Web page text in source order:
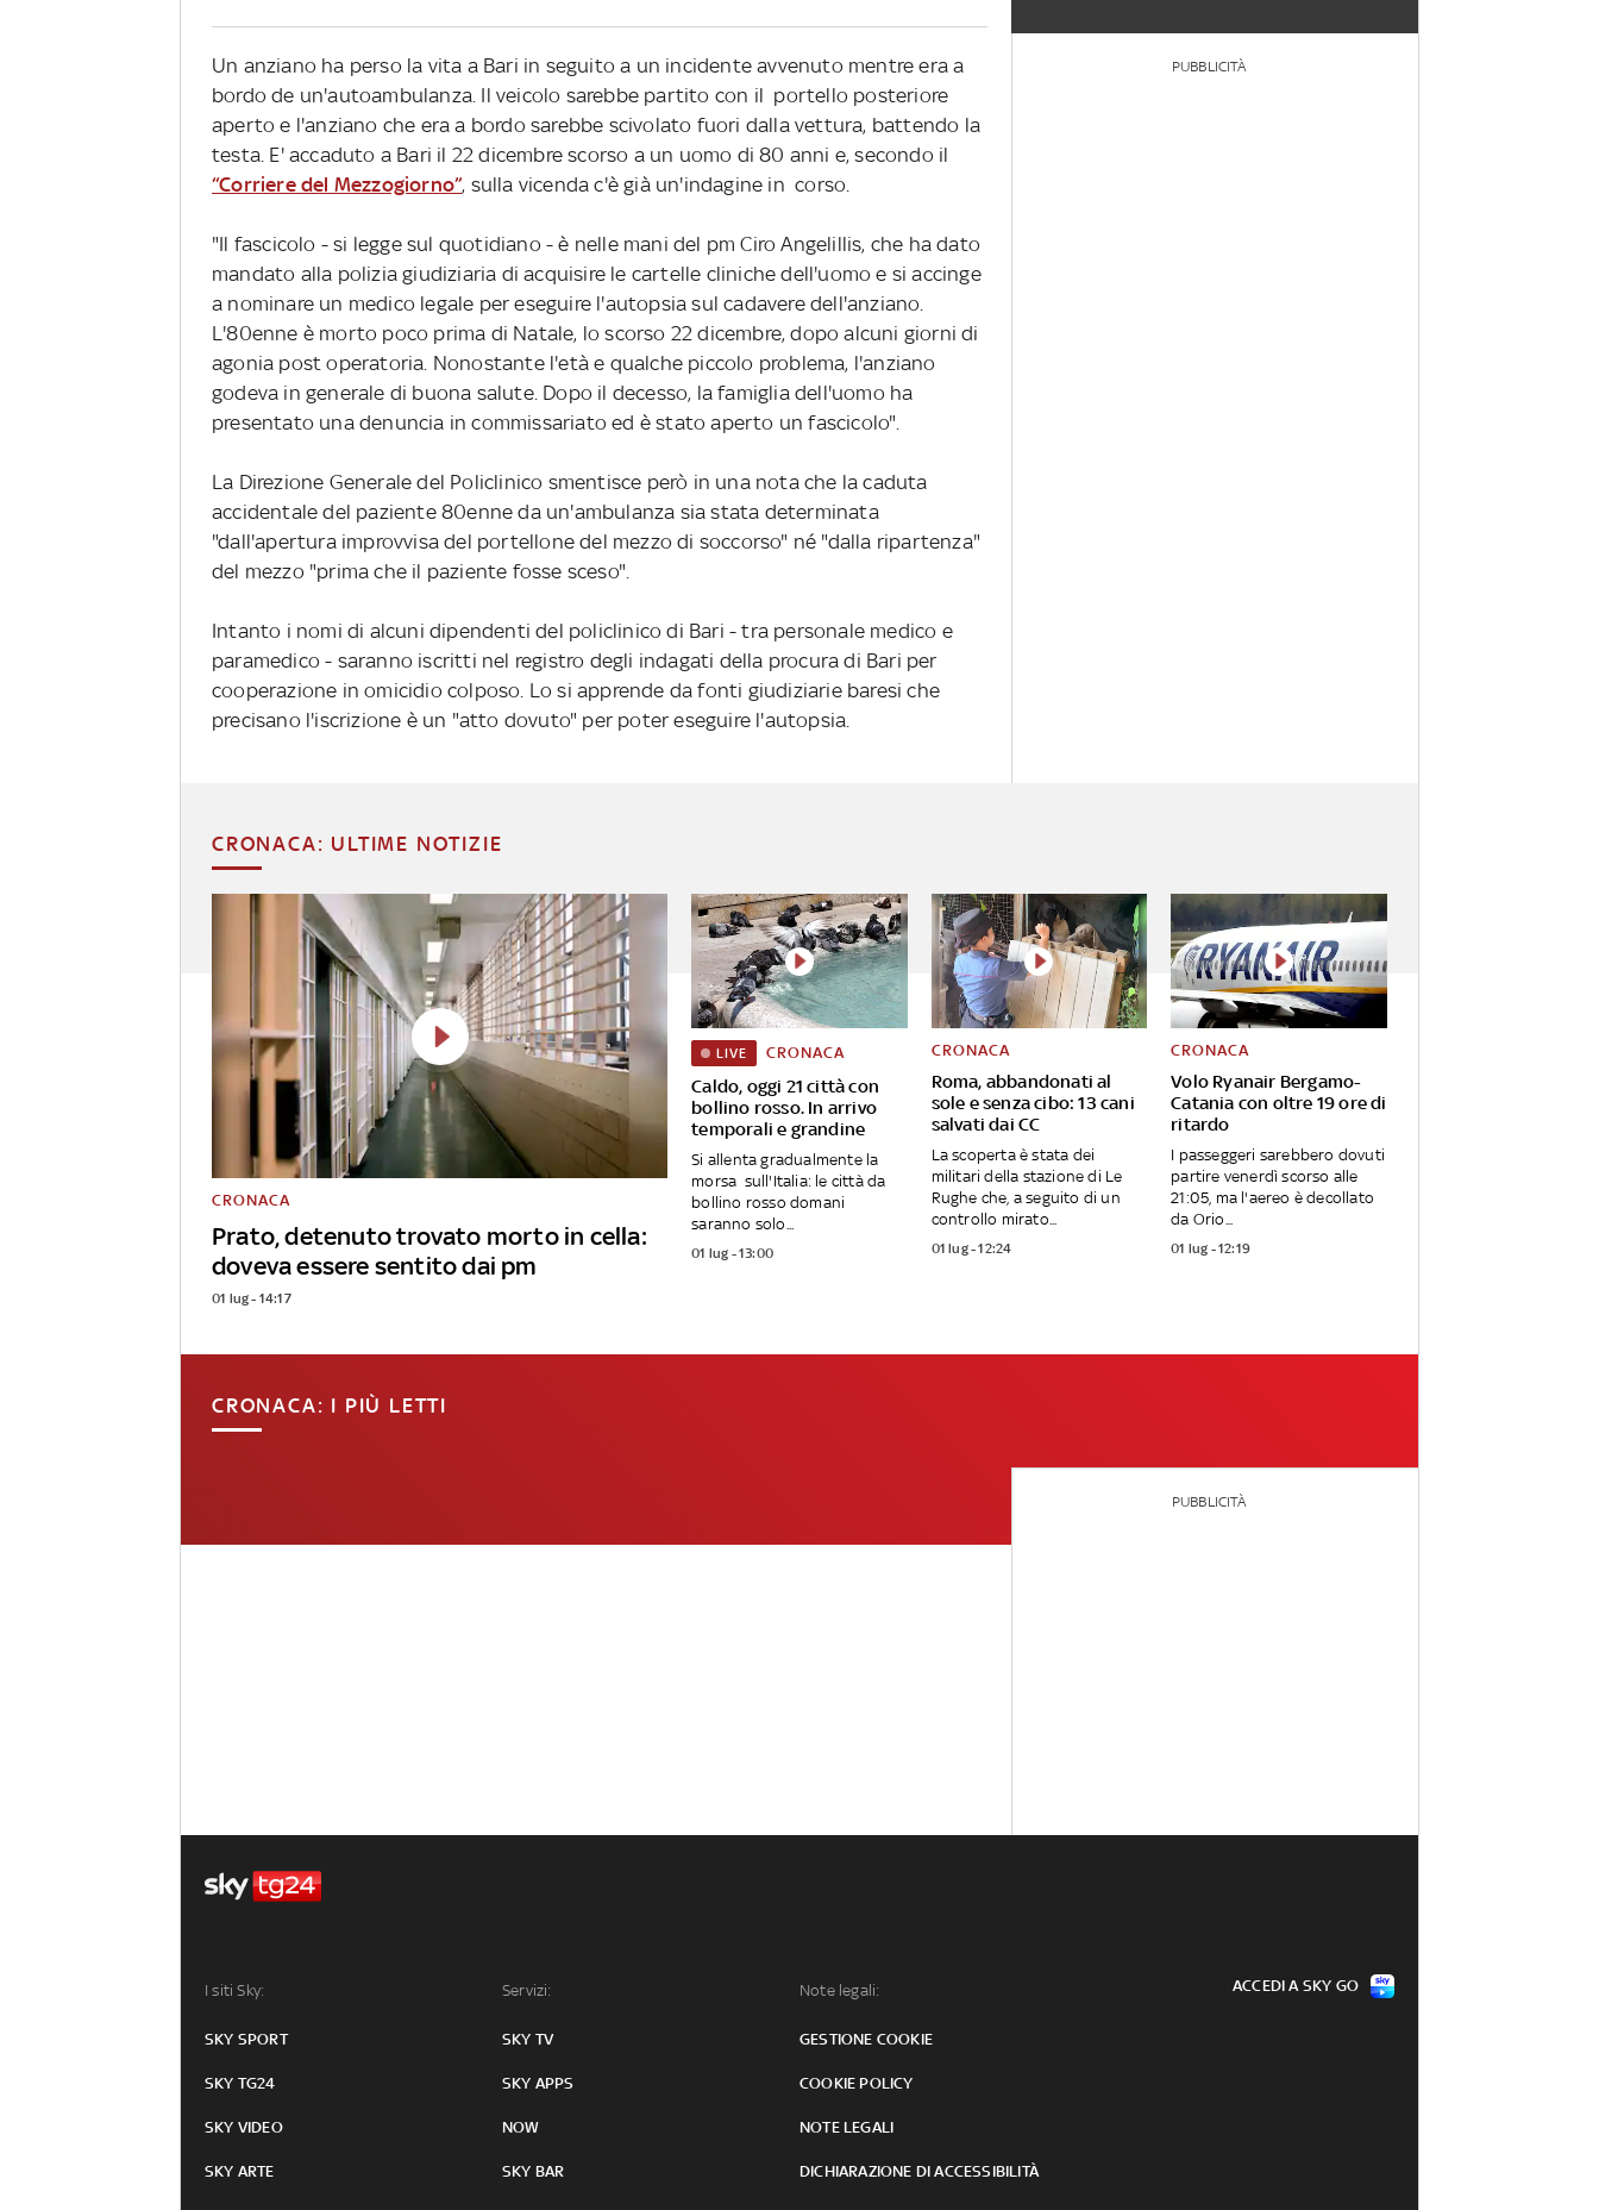
Un anziano ha perso la vita a Bari in seguito a un incidente avvenuto mentre era a
bordo de un'autoambulanza. Il veicolo sarebbe partito con il portello posteriore
aperto e l'anziano che era a bordo sarebbe scivolato fuori dalla vettura, battendo la
testa. E' accaduto a Bari il 22 dicembre scorso a un uomo di 80 anni e, secondo il
“Corriere del Mezzogiorno”, sulla vicenda c'è già un'indagine in corso.
"Il fascicolo - si legge sul quotidiano - è nelle mani del pm Ciro Angelillis, che ha dato
mandato alla polizia giudiziaria di acquisire le cartelle cliniche dell'uomo e si accinge
a nominare un medico legale per eseguire l'autopsia sul cadavere dell'anziano.
L'80enne è morto poco prima di Natale, lo scorso 22 dicembre, dopo alcuni giorni di
agonia post operatoria. Nonostante l'età e qualche piccolo problema, l'anziano
godeva in generale di buona salute. Dopo il decesso, la famiglia dell'uomo ha
presentato una denuncia in commissariato ed è stato aperto un fascicolo".
La Direzione Generale del Policlinico smentisce però in una nota che la caduta
accidentale del paziente 80enne da un'ambulanza sia stata determinata
"dall'apertura improvvisa del portellone del mezzo di soccorso" né "dalla ripartenza"
del mezzo "prima che il paziente fosse sceso".
Intanto i nomi di alcuni dipendenti del policlinico di Bari - tra personale medico e
paramedico - saranno iscritti nel registro degli indagati della procura di Bari per
cooperazione in omicidio colposo. Lo si apprende da fonti giudiziarie baresi che
precisano l'iscrizione è un "atto dovuto" per poter eseguire l'autopsia.
PUBBLICITÀ
CRONACA: ULTIME NOTIZIE
Prato, detenuto trovato morto in cella:
doveva essere sentito dai pm
CRONACA
01 lug - 14:17
Caldo, oggi 21 città con
bollino rosso. In arrivo
temporali e grandine
LIVE CRONACA
Si allenta gradualmente la
morsa sull'Italia: le città da
bollino rosso domani
saranno solo...
01 lug - 13:00
Roma, abbandonati al
sole e senza cibo: 13 cani
salvati dai CC
CRONACA
La scoperta è stata dei
militari della stazione di Le
Rughe che, a seguito di un
controllo mirato...
01 lug - 12:24
Volo Ryanair Bergamo-
Catania con oltre 19 ore di
ritardo
CRONACA
I passeggeri sarebbero dovuti
partire venerdì scorso alle
21:05, ma l'aereo è decollato
da Orio...
01 lug - 12:19
CRONACA: I PIÙ LETTI
PUBBLICITÀ
I siti Sky:
SKY SPORT
SKY TG24
SKY VIDEO
SKY ARTE
Servizi:
SKY TV
SKY APPS
NOW
SKY BAR
Note legali:
GESTIONE COOKIE
COOKIE POLICY
NOTE LEGALI
DICHIARAZIONE DI ACCESSIBILITÀ
ACCEDI A SKY GO